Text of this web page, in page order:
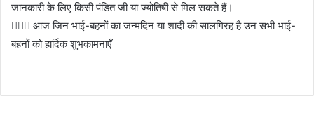
जानकारी के लिए किसी पंडित जी या ज्योतिषी से मिल सकते हैं।
🤷🏻‍♀ आज जिन भाई-बहनों का जन्मदिन या शादी की सालगिरह है उन सभी भाई-
बहनों को हार्दिक शुभकामनाएँ